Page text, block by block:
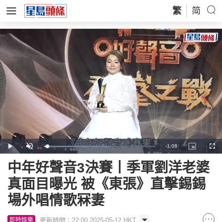
繁 简
Play Unmute Loaded:
59.62%
Remaining
Time
-1:08
Picture-
in-
中年好聲音3決賽丨季軍劉洋老婆
真面目曝光 被《東張》直擊錫錫
場外唱情歌冧妻
即時娛樂 更新時間：22:00 2025-05-12 HKT